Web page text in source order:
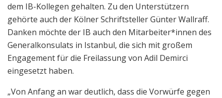
dem IB-Kollegen gehalten. Zu den Unterstützern
gehörte auch der Kölner Schriftsteller Günter Wallraff.
Danken möchte der IB auch den Mitarbeiter*innen des
Generalkonsulats in Istanbul, die sich mit großem
Engagement für die Freilassung von Adil Demirci
eingesetzt haben.
„Von Anfang an war deutlich, dass die Vorwürfe gegen